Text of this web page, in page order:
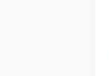
Q. 제주렌트카 가격비교
A. 대여일, 반납일, 인수 지